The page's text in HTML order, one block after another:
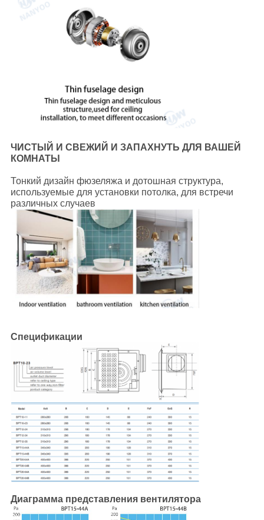
ЧИСТЫЙ И СВЕЖИЙ И ЗАПАХНУТЬ ДЛЯ ВАШЕЙ
КОМНАТЫ
Тонкий дизайн фюзеляжа и дотошная структура,
используемые для установки потолка, для встречи
различных случаев
Спецификации
Диаграмма представления вентилятора